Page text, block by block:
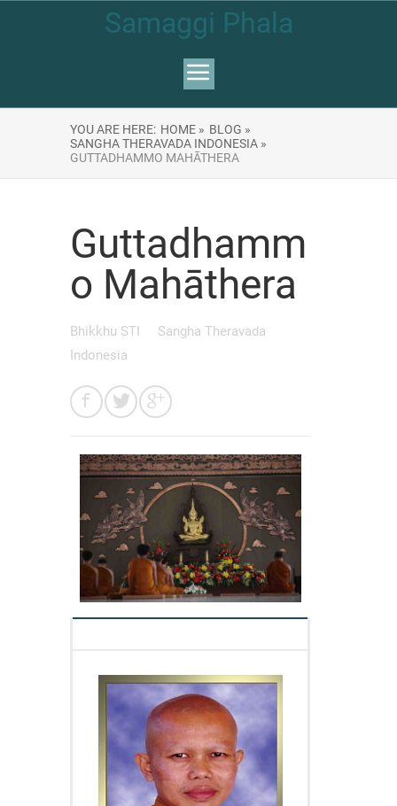
Samaggi Phala
YOU ARE HERE: HOME » BLOG »
SANGHA THERAVADA INDONESIA »
GUTTADHAMMO MAHĀTHERA
Guttadhamm
o Mahāthera
Bhikkhu STI
Sangha Theravada
Indonesia